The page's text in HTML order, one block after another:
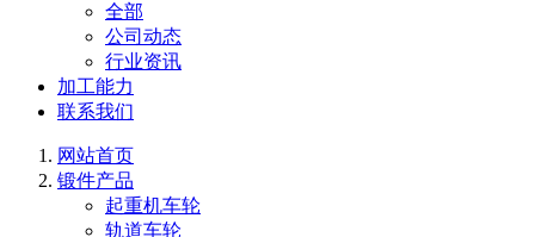
全部
公司动态
行业资讯
加工能力
联系我们
网站首页
锻件产品
起重机车轮
轨道车轮